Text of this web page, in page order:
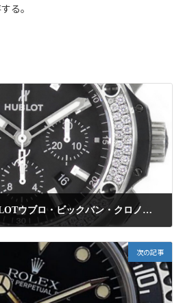
る。
一福久留米店にてHUBLOTウブロ・ビックバン・クロノグラフ・ダイヤモンドヘゼルの腕時計を高額買取しました
次の記事